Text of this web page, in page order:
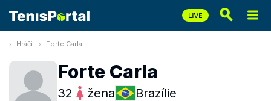
Hráči Forte Carla
Forte Carla
32 žena Brazílie